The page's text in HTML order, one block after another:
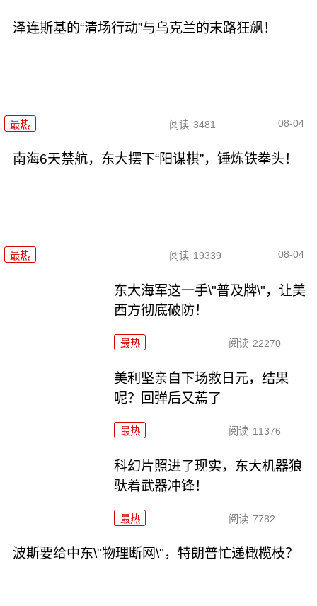
泽连斯基的“清场行动”与乌克兰的末路狂飙！
最热 阅读 3481 08-04
南海6天禁航，东大摆下“阳谋棋”，锤炼铁拳头！
最热 阅读 19339 08-04
东大海军这一手\"普及牌\"，让美
西方彻底破防！
最热 阅读 22270
美利坚亲自下场救日元，结果
呢？回弹后又蔫了
最热 阅读 11376
科幻片照进了现实，东大机器狼
驮着武器冲锋！
最热 阅读 7782
波斯要给中东\"物理断网\"，特朗普忙递橄榄枝？